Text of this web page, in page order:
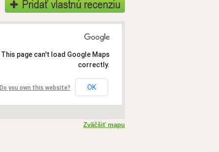
This page can't load Google Maps
correctly.
Do you own this website? OK
Zväčšiť mapu